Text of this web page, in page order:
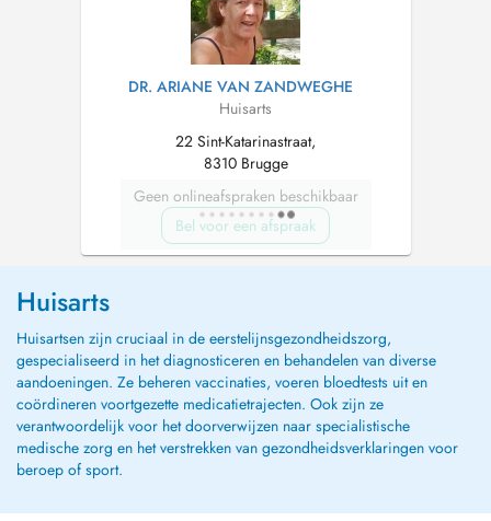
DR. ARIANE VAN ZANDWEGHE
Huisarts
22 Sint-Katarinastraat,
8310 Brugge
Geen onlineafspraken beschikbaar
Bel voor een afspraak
Huisarts
Huisartsen zijn cruciaal in de eerstelijnsgezondheidszorg,
gespecialiseerd in het diagnosticeren en behandelen van diverse
aandoeningen. Ze beheren vaccinaties, voeren bloedtests uit en
coördineren voortgezette medicatietrajecten. Ook zijn ze
verantwoordelijk voor het doorverwijzen naar specialistische
medische zorg en het verstrekken van gezondheidsverklaringen voor
beroep of sport.